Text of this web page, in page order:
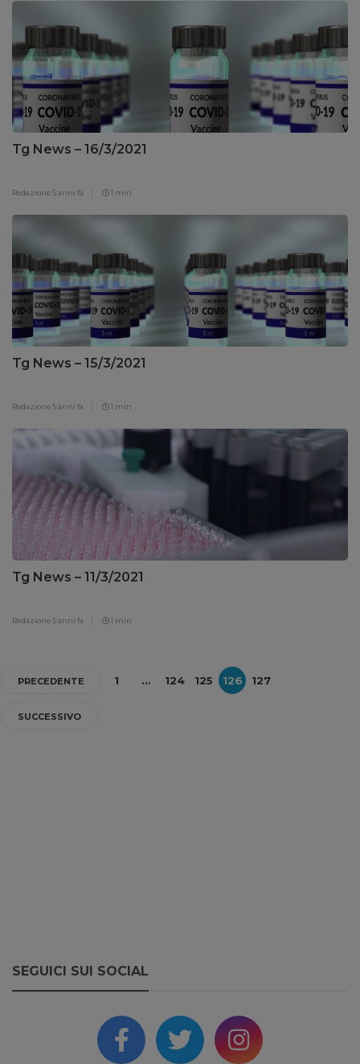
Tg News – 16/3/2021
Redazione 5 anni fa 1 min
Tg News – 15/3/2021
Redazione 5 anni fa 1 min
Tg News – 11/3/2021
Redazione 5 anni fa 1 min
PRECEDENTE 1 … 124 125 126 127
SUCCESSIVO
SEGUICI SUI SOCIAL